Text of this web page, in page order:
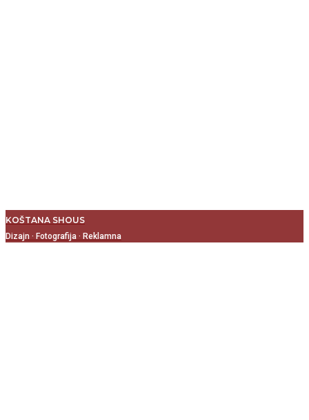
KOŠTANA SHOUS
Dizajn · Fotografija · Reklamna